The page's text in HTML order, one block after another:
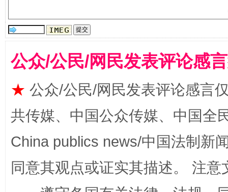
受贿1.44亿！段成刚被判无期 从幼
公众/公民/网民发表评论感
★ 公众/公民/网民发表评论感言
共传媒、中国公众传媒、中国全
China publics news/中国法制新
同意其观点或证实其描述。 注